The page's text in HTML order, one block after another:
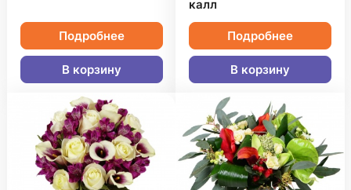
Подробнее
В корзину
калл
Подробнее
В корзину